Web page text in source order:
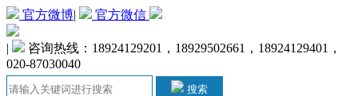
官方微博| 官方微信
|
咨询热线：18924129201，18929502661，18924129401，
020-87030040
搜索